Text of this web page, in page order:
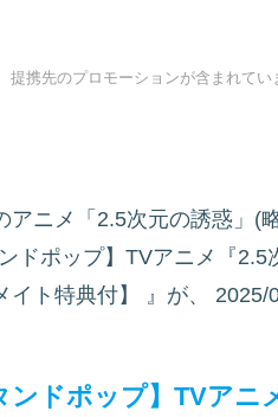
携先のプロモーションが含まれて
アニメ「2.5次元の誘惑」(
ドポップ】TVアニメ『
ト特典付】
』が、 2025/
ンドポップ】TVア